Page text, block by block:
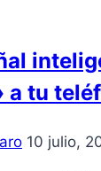
a tu
10 julio,